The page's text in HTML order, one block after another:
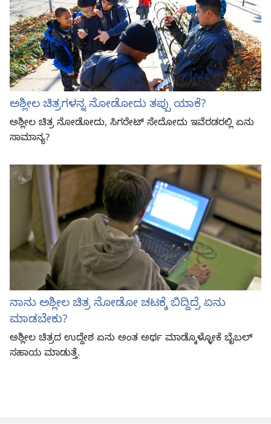
ಅಶ್ಲೀಲ ಚಿತ್ರಗಳನ್ನ ನೋಡೋದು ತಪ್ಪು ಯಾಕೆ?
ಅಶ್ಲೀಲ ಚಿತ್ರ ನೋಡೋದು, ಸಿಗರೇಟ್‌ ಸೇದೋದು ಇವೆರಡರಲ್ಲಿ ಏನು
ಸಾಮಾನ್ಯ?
ನಾನು ಅಶ್ಲೀಲ ಚಿತ್ರ ನೋಡೋ ಚಟಕ್ಕೆ ಬಿದ್ದಿದ್ರೆ ಏನು
ಮಾಡಬೇಕು?
ಅಶ್ಲೀಲ ಚಿತ್ರದ ಉದ್ದೇಶ ಏನು ಅಂತ ಅರ್ಥ ಮಾಡ್ಕೊಳ್ಳೋಕೆ ಬೈಬಲ್‌
ಸಹಾಯ ಮಾಡುತ್ತೆ.